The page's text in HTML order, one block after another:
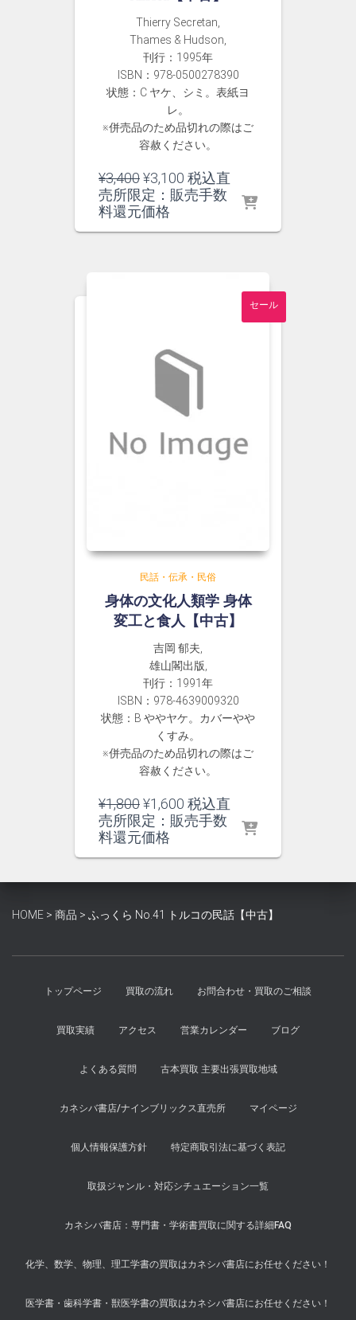
Thierry Secretan,
Thames & Hudson,
刊行：1995年
ISBN：978-0500278390
状態：C ヤケ、シミ。表紙ヨ
レ。
※併売品のため品切れの際はご
容赦ください。
¥3,400元
の
価
¥3,100 現
在
税込直
売所限定：販売手数
料還元価格
セール
民話・伝承・民俗
身体の文化人類学 身体
変工と食人【中古】
吉岡 郁夫,
雄山閣出版,
刊行：1991年
ISBN：978-4639009320
状態：B ややヤケ。カバーやや
くすみ。
※併売品のため品切れの際はご
容赦ください。
¥1,800元
の
価
¥1,800
し
¥1,600 現
在
は
で
税込直
売所限定：販売手数
料還元価格
HOME > 商品 > ふっくら No.41 トルコの民話【中古】
トップページ 買取の流れ お問合わせ・買取のご相談
買取実績 アクセス 営業カレンダー ブログ
よくある質問 古本買取 主要出張買取地域
カネシバ書店/ナインブリックス直売所 マイページ
個人情報保護方針 特定商取引法に基づく表記
取扱ジャンル・対応シチュエーション一覧
カネシバ書店：専門書・学術書買取に関する詳細FAQ
化学、数学、物理、理工学書の買取はカネシバ書店にお任せください！
医学書・歯科学書・獣医学書の買取はカネシバ書店にお任せください！